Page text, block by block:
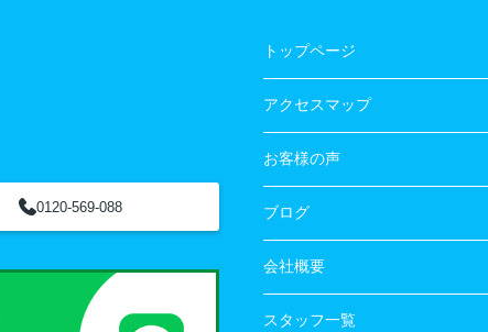
0120-569-088
トップページ
アクセスマップ
お客様の声
ブログ
会社概要
スタッフ一覧